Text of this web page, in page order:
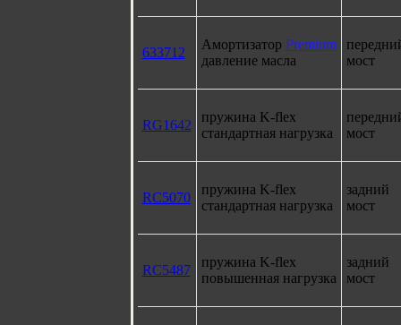
633712
Амортизатор Premium
давление масла
мост
RG1642
пружина K-flex
стандартная нагрузка
мост
RC5070
пружина K-flex
стандартная нагрузка
задний
мост
RC5487
пружина K-flex
повышенная нагрузка
задний
мост